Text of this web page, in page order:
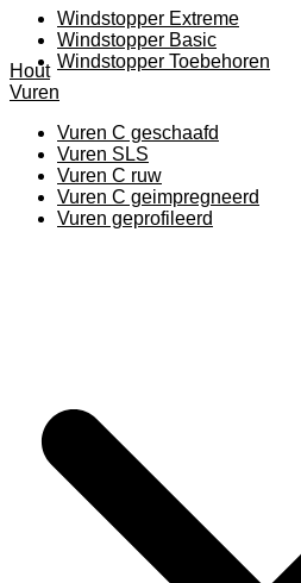
Windstopper Extreme
Windstopper Basic
Windstopper Toebehoren
Hout
Vuren
Vuren C geschaafd
Vuren SLS
Vuren C ruw
Vuren C geimpregneerd
Vuren geprofileerd